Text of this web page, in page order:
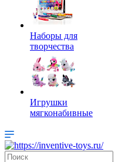
Наборы для
творчества
Игрушки
мягконабивные